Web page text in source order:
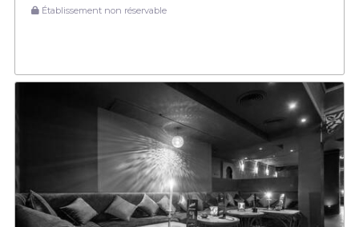
Établissement non réservable